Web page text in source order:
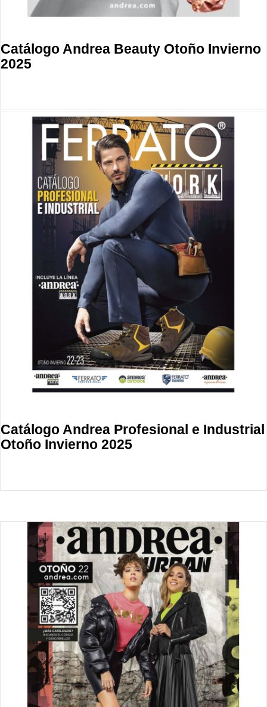
Catálogo Andrea Beauty Otoño Invierno
2025
Catálogo Andrea Profesional e Industrial
Otoño Invierno 2025